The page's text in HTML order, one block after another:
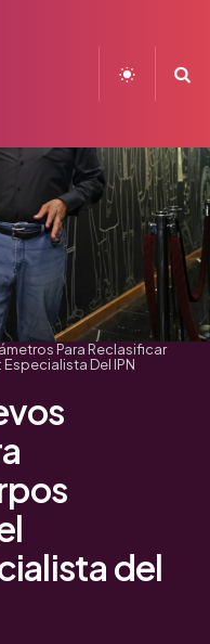
del
Para Reclasificar
Del IPN